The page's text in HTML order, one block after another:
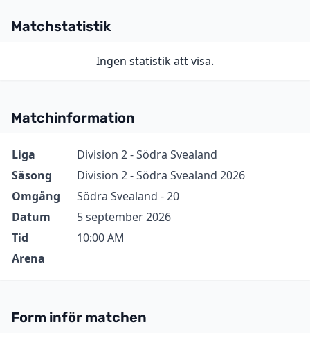
Matchstatistik
Ingen statistik att visa.
Matchinformation
InformationVärde
Liga
Division 2 - Södra Svealand
Säsong
Division 2 - Södra Svealand 2026
Omgång
Södra Svealand - 20
Datum
5 september 2026
Tid
10:00 AM
Arena
Form inför matchen